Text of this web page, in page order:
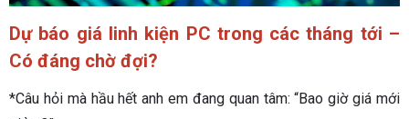
Dự báo giá linh kiện PC trong các tháng tới –
Có đáng chờ đợi?
*Câu hỏi mà hầu hết anh em đang quan tâm: “Bao giờ giá mới